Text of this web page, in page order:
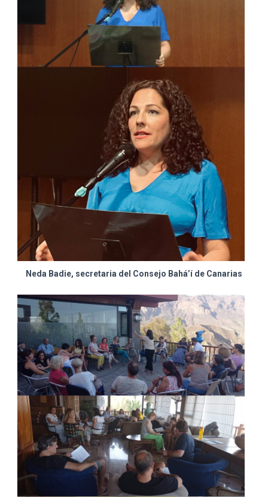
Neda Badie, secretaria del Consejo Bahá’í de Canarias